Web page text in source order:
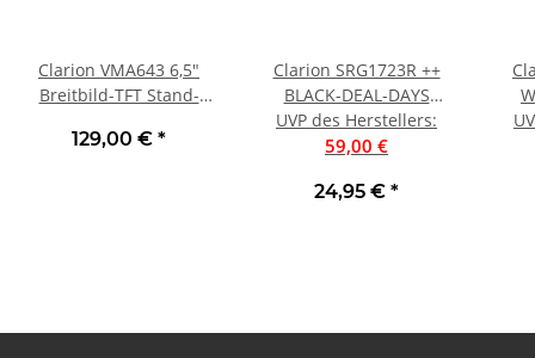
Clarion VMA643 6,5"
Breitbild-TFT Stand-
Wohnmobil Wohnwagen
129,00 € *
Clarion SRG1723R ++
BLACK-DEAL-DAYS
++280WattAuto-
Lautsprecher PKW
PAAR UVP war 59 € |
UVP des Herstellers:
59,00 €
24,95 € *